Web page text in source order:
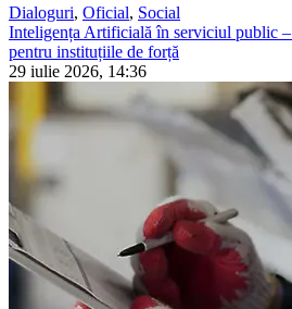
Dialoguri, Oficial, Social
Inteligența Artificială în serviciul public
pentru instituțiile de forță
29 iulie 2026, 14:36